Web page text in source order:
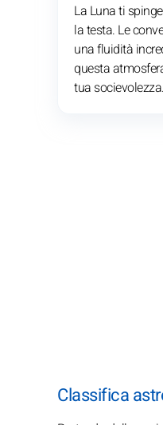
La Luna ti
la testa. Le
una fluidità
questa
tua socievolezza.
Classifica